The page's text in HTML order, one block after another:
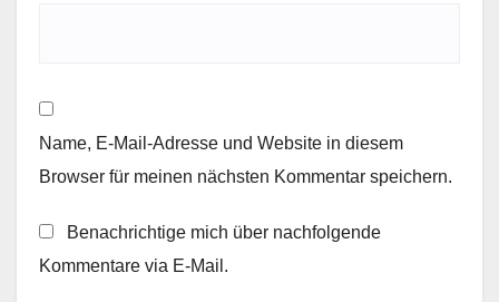
Name, E-Mail-Adresse und Website in diesem
Browser für meinen nächsten Kommentar speichern.
Benachrichtige mich über nachfolgende
Kommentare via E-Mail.